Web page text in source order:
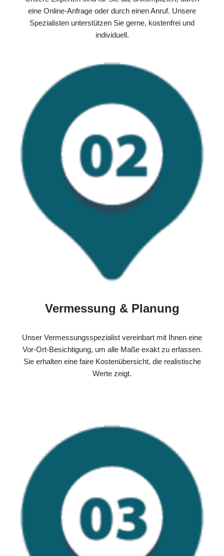
eine Online-Anfrage oder durch einen Anruf. Unsere
Spezialisten unterstützen Sie gerne, kostenfrei und
individuell.
Vermessung & Planung
Unser Vermessungsspezialist vereinbart mit Ihnen eine
Vor-Ort-Besichtigung, um alle Maße exakt zu erfassen.
Sie erhalten eine faire Kostenübersicht, die realistische
Werte zeigt.